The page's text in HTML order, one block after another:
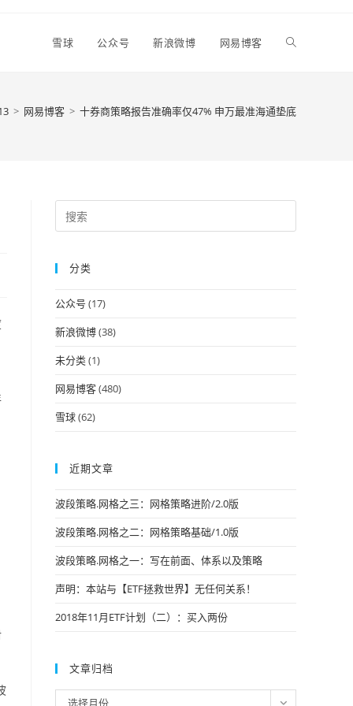
雪球 公众号 新浪微博 网易博客 Toggle
> 网易博客 > 十券商策略报告准确率仅47% 申万最准海通垫底
Escape
分类
公众号 (17)
新浪微博(38)
未分类(1)
网易博客(480)
雪球(62)
近期文章
波段策略.网格之三：网格策略进阶/2.0版
波段策略.网格之二：网格策略基础/1.0版
波段策略.网格之一：写在前面、体系以及策略
声明：本站与【ETF拯救世界】无任何关系！
2018年11月ETF计划（二）：买入两份
文章归档
选择月份